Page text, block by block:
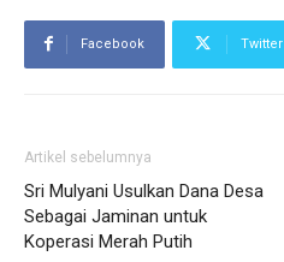
Facebook Twitter
Artikel sebelumnya
Sri Mulyani Usulkan Dana Desa
Sebagai Jaminan untuk
Koperasi Merah Putih